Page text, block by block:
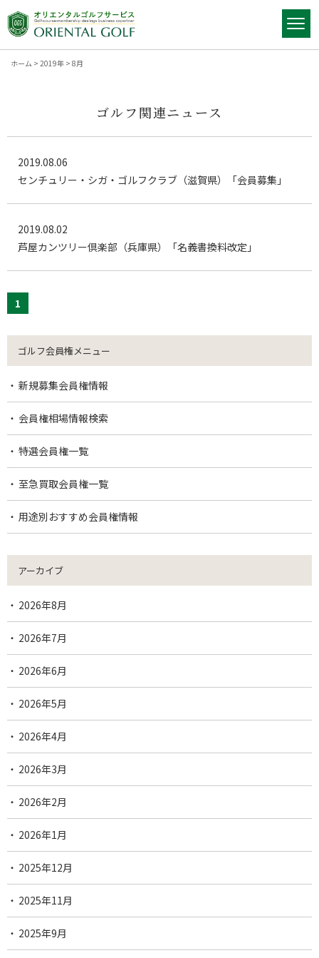
ホーム > 2019年 > 8月
ゴルフ関連ニュース
2019.08.06
センチュリー・シガ・ゴルフクラブ（滋賀県）「会員募集」
2019.08.02
芦屋カンツリー倶楽部（兵庫県）「名義書換料改定」
1
ゴルフ会員権メニュー
新規募集会員権情報
会員権相場情報検索
特選会員権一覧
至急買取会員権一覧
用途別おすすめ会員権情報
アーカイブ
2026年8月
2026年7月
2026年6月
2026年5月
2026年4月
2026年3月
2026年2月
2026年1月
2025年12月
2025年11月
2025年9月